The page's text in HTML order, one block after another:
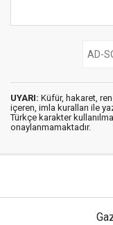
UYARI: Küfür, hakaret,
içeren, imla kuralları ile
Türkçe karakter
onaylanmamaktadır.